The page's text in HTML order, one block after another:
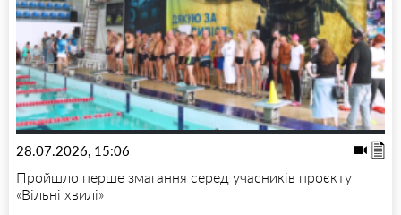
28.07.2026, 15:06
Пройшло перше змагання серед учасників проєкту
«Вільні хвилі»